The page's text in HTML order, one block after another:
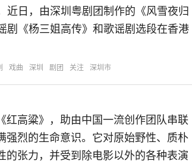
日，由深圳粤剧团制作的《风雪夜归
剧《杨三姐高传》和歌谣剧选段在香港
戏曲 深圳 剧团 关注 深圳市
红高粱》，助由中国一流创作团队串联
强烈的生命意识。它对原始野性、质朴
的张力，并受到除电影以外的各种表演